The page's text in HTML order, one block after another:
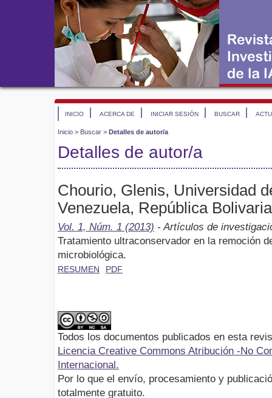
INICIO ACERCA DE INICIAR SESIÓN BUSCAR
Inicio > Buscar > Detalles de autor/a
Detalles de autor/a
Chourio, Glenis, Universidad
Venezuela, República
Vol. 1, Núm. 1 (2013) - Artículos de
Tratamiento ultraconservador en la remoción
microbiológica.
RESUMEN PDF
Todos los documentos publicados en esta
Licencia Creative Commons Atribución -No
Internacional.
Por lo que el envío, procesamiento y
totalmente gratuito.